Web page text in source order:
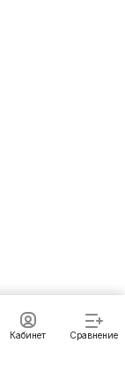
Кабинет Сравнение